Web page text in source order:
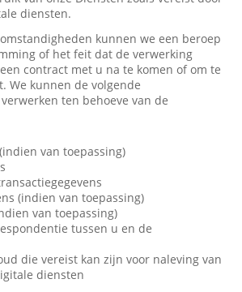
diensten.
kunnen we een beroep
of het feit dat de verwerking
contract met u na te komen of om te
We kunnen de volgende
ten behoeve van de
van toepassing)
(indien van toepassing)
van toepassing)
tussen u en de
die vereist kan zijn voor naleving van
diensten